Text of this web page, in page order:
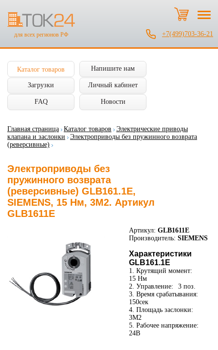
для всех регионов РФ +7(499)703-36-21
Каталог товаров Напишите нам
Загрузки Личный кабинет
FAQ Новости
Главная страница Каталог товаров
Электрические приводы
клапана и заслонки
Электроприводы без пружинного возврата
(реверсивные)
Электроприводы без
пружинного возврата
(реверсивные) GLB161.1E,
SIEMENS, 15 Нм, 3М2. Артикул
GLB1611E
Артикул: GLB1611E
Производитель: SIEMENS
Характеристики
GLB161.1E
1. Крутящий момент:
15 Нм
2. Управление:
3 поз.
3. Время срабатывания:
150сек
4. Площадь заслонки:
3М2
5. Рабочее напряжение:
24В